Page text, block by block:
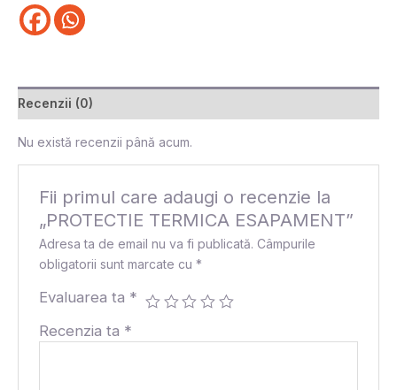
Recenzii (0)
Nu există recenzii până acum.
Fii primul care adaugi o recenzie la
„PROTECTIE TERMICA ESAPAMENT”
Adresa ta de email nu va fi publicată. Câmpurile
obligatorii sunt marcate cu*
Evaluarea ta *
Recenzia ta *